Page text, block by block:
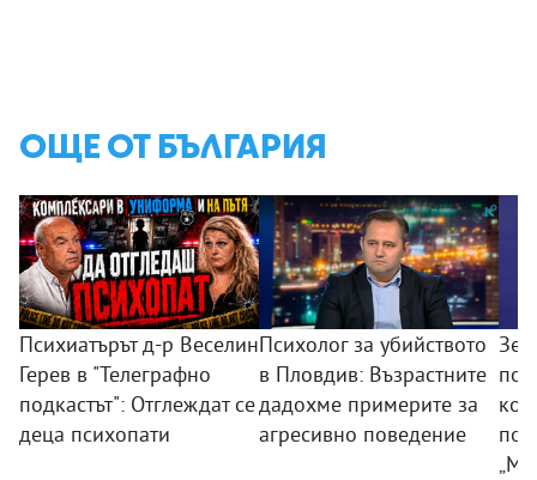
ОЩЕ ОТ БЪЛГАРИЯ
Психиатърът д-р Веселин
Герев в "Телеграфно
подкастът": Отглеждат се
деца психопати
Психолог за убийството
в Пловдив: Възрастните
дадохме примерите за
агресивно поведение